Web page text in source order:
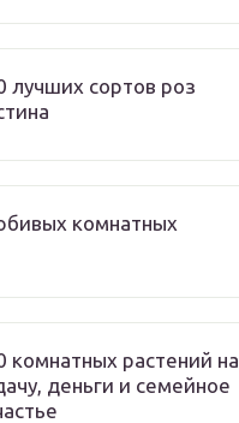
лучших сортов роз
комнатных
комнатных растений на
деньги и семейное